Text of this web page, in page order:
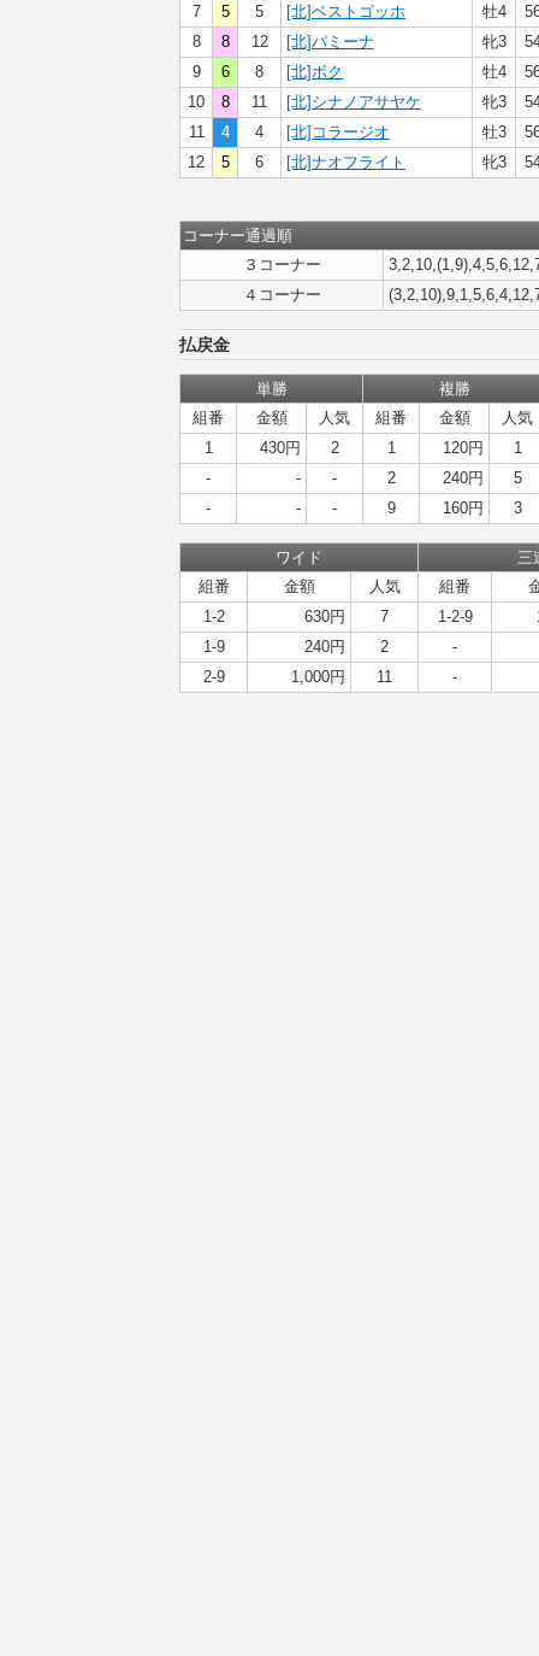
7
5 5 [北]ベストゴッホ 牡4
8
8 12 [北]パミーナ 牝3
9
6 8 [北]ボク 牡4
10
8 11 [北]シナノアサヤケ 牝3
11
4 4 [北]コラージオ 牡3
12
5 6 [北]ナオフライト 牝3
コーナー通過順
３コーナー
４コーナー
払戻金
単勝
複勝
組番
金額 人気 組番 金額
人気
1
430円 2 1 120円
1
-
- - 2 240円
5
-
- - 9 160円 3
ワイド
三
組番
金額 人気 組番
1-2
630円 7 1-2-9
1-9
240円 2
-
2-9
1,000円 11 -